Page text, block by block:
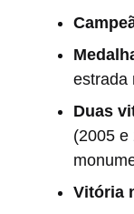
estrada
Duas
(2005 e
Vitória